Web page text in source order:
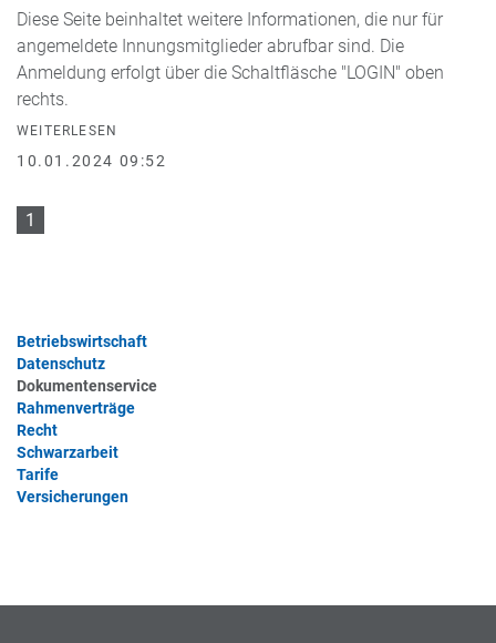
Diese Seite beinhaltet weitere Informationen, die nur für
angemeldete Innungsmitglieder abrufbar sind. Die
Anmeldung erfolgt über die Schaltfläsche "LOGIN" oben
rechts.
WEITERLESEN
10.01.2024 09:52
1
Betriebswirtschaft
Datenschutz
Dokumentenservice
Rahmenverträge
Recht
Schwarzarbeit
Tarife
Versicherungen